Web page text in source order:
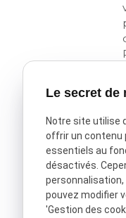
Le secret de
Notre site utilise
offrir un contenu
essentiels au
désactivés.
pouvez modifier
'Gestion des